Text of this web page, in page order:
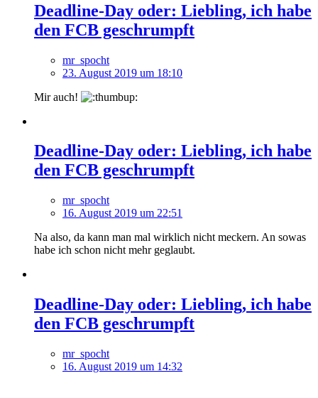
Deadline-Day oder: Liebling, ich habe
den FCB geschrumpft
mr_spocht
23. August 2019 um 18:10
Mir auch!
Deadline-Day oder: Liebling, ich habe
den FCB geschrumpft
mr_spocht
16. August 2019 um 22:51
Na also, da kann man mal wirklich nicht meckern. An sowas
habe ich schon nicht mehr geglaubt.
Deadline-Day oder: Liebling, ich habe
den FCB geschrumpft
mr_spocht
16. August 2019 um 14:32